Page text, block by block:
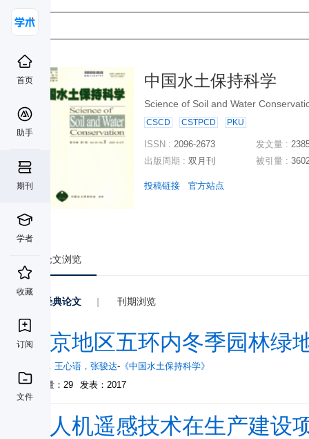
首页
助手
期刊
学者
收藏
订阅
文件
中国水土保持科学
Science of Soil and Water
CSCD CSTPCD PKU
ISSN : 2096-2673
出版周期 : 双月刊
发文量 :
被引量 :
投稿链接 官方站点
论文浏览
经典论文 | 刊期浏览
北京地区五环内冬季园林绿
， 王心语 ， 张骏达- 《中国水土保持科学》
被引量：29
发表：2017
无人机遥感技术在生产建